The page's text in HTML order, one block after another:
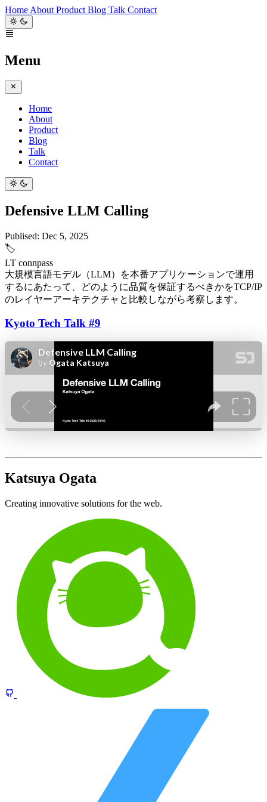
Home About Product Blog Talk Contact
Menu
Home
About
Product
Blog
Talk
Contact
Defensive LLM Calling
Publised: Dec 5, 2025
🏷️
LT connpass
大規模言語モデル（LLM）を本番アプリケーションで運用
するにあたって、どのように品質を保証するべきかをTCP/IP
のレイヤーアーキテクチャと比較しながら考察します。
Kyoto Tech Talk #9
Katsuya Ogata
Creating innovative solutions for the web.